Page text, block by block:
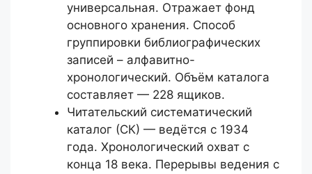
универсальная. Отражает фонд
основного хранения. Способ
группировки библиографических
записей – алфавитно-
хронологический. Объём каталога
составляет — 228 ящиков.
Читательский систематический
каталог (СК) — ведётся с 1934
года. Хронологический охват с
конца 18 века. Перерывы ведения с